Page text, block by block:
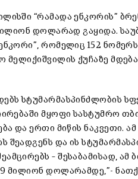
“რამადა ენკორის”
დოლარად გაყიდა.
რომელიც 152
ქუჩაზე
სტუმარმასპინძლობის
მყოფი სასტუმრო
და ერთი მიწის ნაკვეთი.
და ის
– შესაბამისად, ამ
მილიონ დოლარამდე,”-